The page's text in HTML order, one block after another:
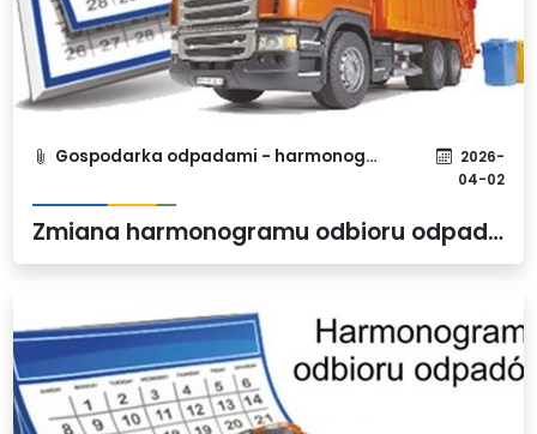
Gospodarka odpadami - harmonogram
2026-
04-02
Zmiana harmonogramu odbioru odpadów zmieszanych